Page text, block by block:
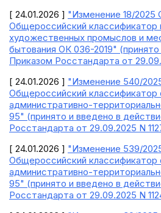
[ 24.01.2026 ] "Изменение 18/
Общероссийский классификатор
художественных промыслов и
бытования ОК 036-2019"
Приказом Росстандарта от
[ 24.01.2026 ] "Изменение 540/
Общероссийский классификатор
административно-
95" (принято и введено в
Росстандарта от 29.09.2025 N
[ 24.01.2026 ] "Изменение 539/
Общероссийский классификатор
административно-
95" (принято и введено в
Росстандарта от 29.09.2025 N